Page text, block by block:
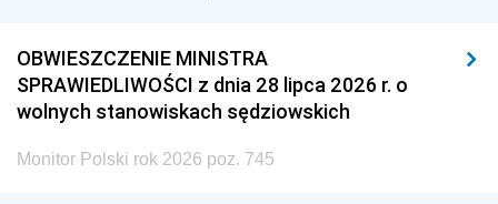
OBWIESZCZENIE MINISTRA
SPRAWIEDLIWOŚCI z dnia 28 lipca 2026 r. o
wolnych stanowiskach sędziowskich
Monitor Polski rok 2026 poz. 745